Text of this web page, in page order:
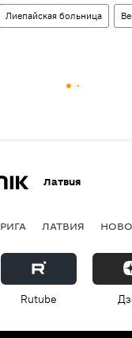
Лиепайская больница
Латвия
РИГА ЛАТВИЯ
Rutube